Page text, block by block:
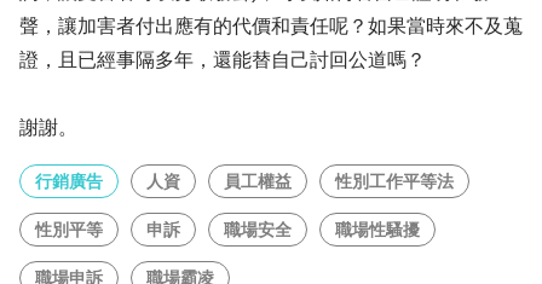
聲，讓加害者付出應有的代價和責任呢？如果當時來不及蒐
證，且已經事隔多年，還能替自己討回公道嗎？
謝謝。
行銷廣告 人資 員工權益 性別工作平等法
性別平等 申訴 職場安全 職場性騷擾
職場申訴 職場霸凌